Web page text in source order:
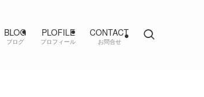
BLOG
ブログ
PLOFILE
プロフィール
CONTACT
お問合せ